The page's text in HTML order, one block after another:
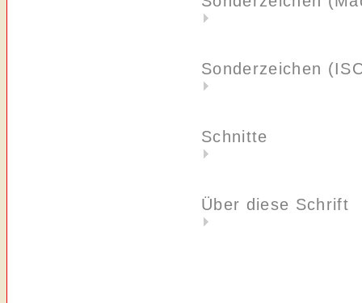
Sonderzeichen
Schnitte
Über diese Schrift